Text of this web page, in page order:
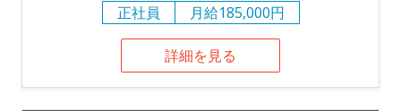
正社員
月給185,000円
詳細を見る